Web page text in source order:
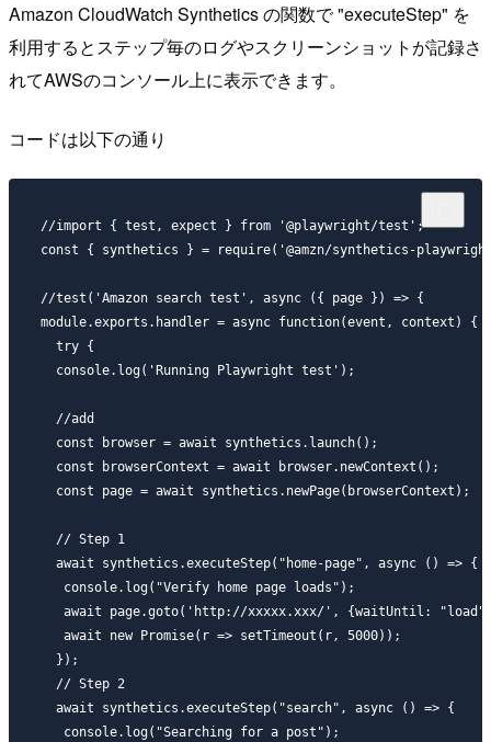
Amazon CloudWatch Synthetics の関数で "executeStep" を
利用するとステップ毎のログやスクリーンショットが記録さ
れてAWSのコンソール上に表示できます。
コードは以下の通り
//import { test, expect } from '@playwright/test';
const { synthetics } = require('@amzn/synthetics-
//test('Amazon search test', async ({ page }) => {
module.exports.handler = async function(event, context) {
  try {
  console.log('Running Playwright test');
  //add
  const browser = await synthetics.launch();
  const browserContext = await browser.newContext();
  const page = await synthetics.newPage(browserContext);
  // Step 1
  await synthetics.executeStep("home-page", async () => {
   console.log("Verify home page loads");
await page.goto('http://xxxxx.xxx/', {waitUntil:
   await new Promise(r => setTimeout(r, 5000));
  });
  // Step 2
  await synthetics.executeStep("search", async () => {
   console.log("Searching for a post");